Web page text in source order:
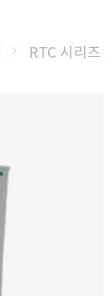
RTC 시리즈